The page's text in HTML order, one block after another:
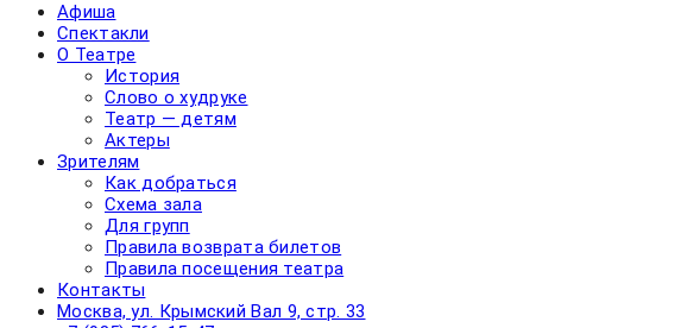
Афиша
Спектакли
О Театре
История
Слово о худруке
Театр — детям
Актеры
Зрителям
Как добраться
Схема зала
Для групп
Правила возврата билетов
Правила посещения театра
Контакты
Москва, ул. Крымский Вал 9, стр. 33